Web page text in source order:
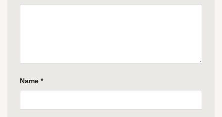
Name *